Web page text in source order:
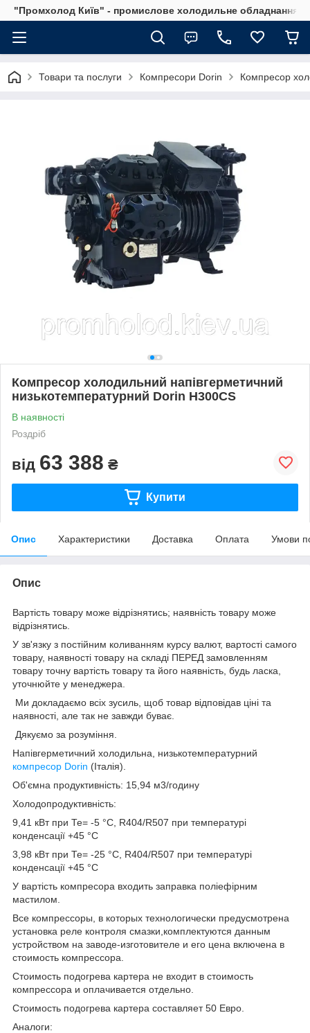
"Промхолод Київ" - промислове холодильне обладнання.
Товари та послуги Компресори Dorin Компресор
Компресор холодильний напівгерметичний
низькотемпературний Dorin H300CS
В наявності
Роздріб
від 63 388 ₴
Купити
Опис Характеристики Доставка Оплата Умови
Опис
Вартість товару може відрізнятись; наявність товару може
відрізнятись.
У зв'язку з постійним коливанням курсу валют, вартості самого
товару, наявності товару на складі ПЕРЕД замовленням
товару точну вартість товару та його наявність, будь ласка,
уточнюйте у менеджера.
Ми докладаємо всіх зусиль, щоб товар відповідав ціні та
наявності, але так не завжди буває.
Дякуємо за розуміння.
Напівгерметичний холодильна, низькотемпературний
компресор Dorin (Італія).
Об'ємна продуктивність: 15,94 м3/годину
Холодопродуктивність:
9,41 кВт при Те= -5 °С, R404/R507 при температурі
конденсації +45 °С
3,98 кВт при Те= -25 °С, R404/R507 при температурі
конденсації +45 °С
У вартість компресора входить заправка поліефірним
мастилом.
Все компрессоры, в которых технологически предусмотрена
установка реле контроля смазки,комплектуются данным
устройством на заводе-изготовителе и его цена включена в
стоимость компрессора.
Стоимость подогрева картера не входит в стоимость
компрессора и оплачивается отдельно.
Стоимость подогрева картера составляет 50 Евро.
Аналоги: